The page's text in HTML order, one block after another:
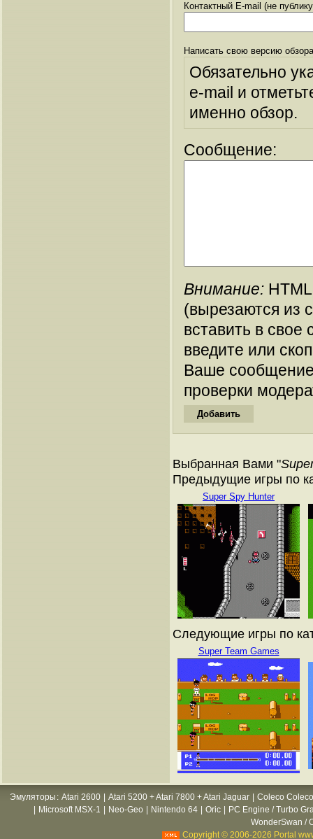
Контактный E-mail (не
Написать свою версию
Обязательно
e-mail и
именно обзор.
Сообщение:
Внимание:
(вырезаются из
вставить в
введите или
Ваше
проверки
Выбранная Вами "
Предыдущие игры по
Super Spy Hunter
Следующие игры по
Super Team Games
Эмуляторы : Atari 2600 Atari 5200 + Atari 7800 + Atari Jaguar
Coleco
Microsoft MSX-1 Neo-Geo Nintendo 64 Oric
PC Engine / Turbo
WonderSwan /
Copyright © 2006-2026 Portal